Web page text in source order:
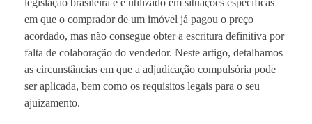
legislação brasileira e é utilizado em situações específicas
em que o comprador de um imóvel já pagou o preço
acordado, mas não consegue obter a escritura definitiva por
falta de colaboração do vendedor. Neste artigo, detalhamos
as circunstâncias em que a adjudicação compulsória pode
ser aplicada, bem como os requisitos legais para o seu
ajuizamento.